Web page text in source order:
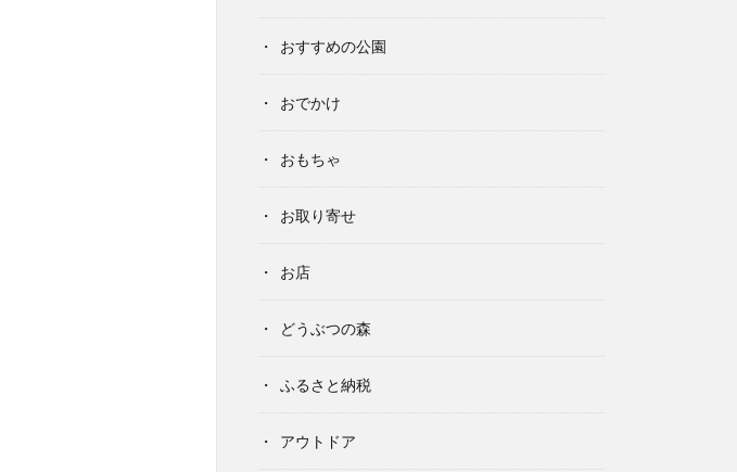
おすすめの公園
おでかけ
おもちゃ
お取り寄せ
お店
どうぶつの森
ふるさと納税
アウトドア